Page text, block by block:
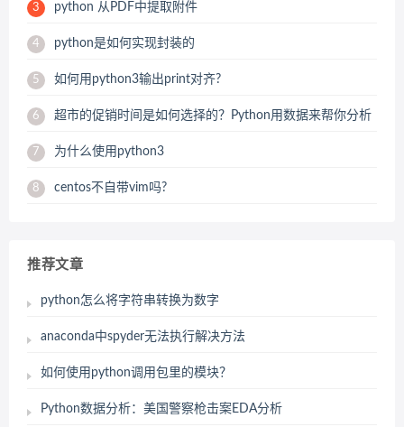
3 python 从PDF中提取附件
4 python是如何实现封装的
5 如何用python3输出print对齐?
6 超市的促销时间是如何选择的？Python用数据来帮你分析
7 为什么使用python3
8 centos不自带vim吗?
推荐文章
python怎么将字符串转换为数字
anaconda中spyder无法执行解决方法
如何使用python调用包里的模块？
Python数据分析：美国警察枪击案EDA分析